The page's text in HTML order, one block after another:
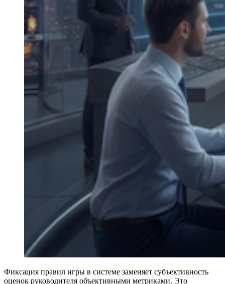
Фиксация правил игры в системе заменяет субъективность
оценок руководителя объективными метриками. Это